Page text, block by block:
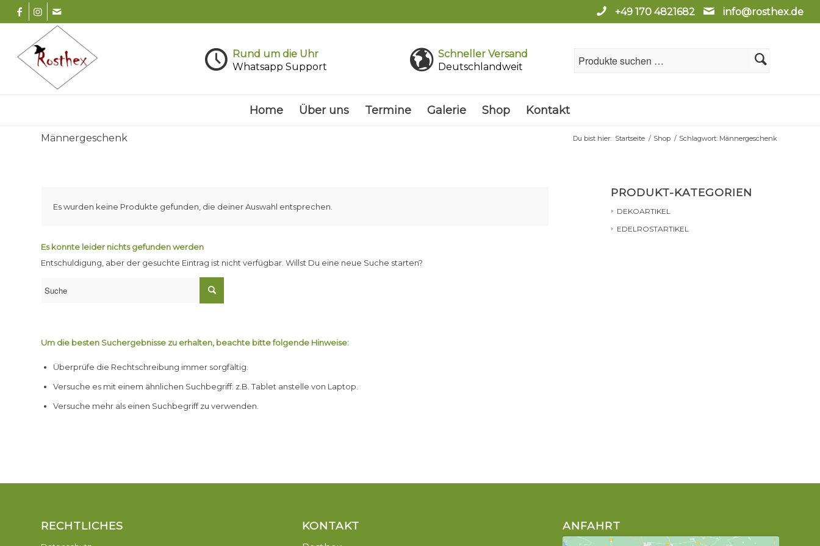
+49 170 4821682 info@rosthex.de
Rund um die Uhr
Whatsapp Support
Schneller Versand
Deutschlandweit
Home Über uns Termine Galerie Shop Kontakt
Männergeschenk Du bist hier: Startseite / Shop / Schlagwort: Männergeschenk
Es wurden keine Produkte gefunden, die deiner Auswahl entsprechen.
Es konnte leider nichts gefunden werden
Entschuldigung, aber der gesuchte Eintrag ist nicht verfügbar. Willst Du eine neue Suche starten?
Um die besten Suchergebnisse zu erhalten, beachte bitte folgende Hinweise:
Überprüfe die Rechtschreibung immer sorgfältig.
Versuche es mit einem ähnlichen Suchbegriff: z.B. Tablet anstelle von Laptop.
Versuche mehr als einen Suchbegriff zu verwenden.
PRODUKT-KATEGORIEN
DEKOARTIKEL
EDELROSTARTIKEL
RECHTLICHES KONTAKT ANFAHRT